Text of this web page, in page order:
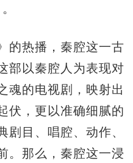
热播，秦腔这一古
部以秦腔人为表现对
魂的电视剧，映射出
伏，更以准确细腻的
剧目、唱腔、动作、
。那么，秦腔这一浸